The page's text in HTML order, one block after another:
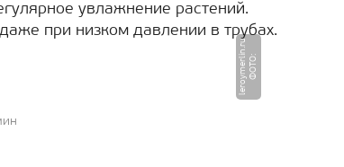
увлажнение растений.
при низком давлении в трубах.
Ф
О
Т
О
:
l
e
r
o
y
m
e
r
li
n.
r
u